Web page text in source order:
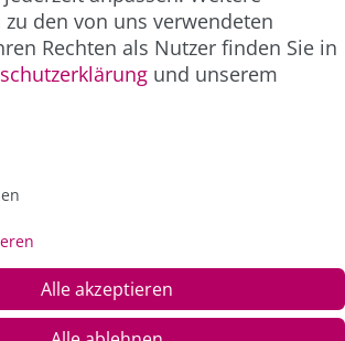
MwSt. zzgl.
den von uns verwendeten
Rechten als Nutzer finden Sie in
und unserem
Alle akzeptieren
Alle Rechte vorbehalten. |